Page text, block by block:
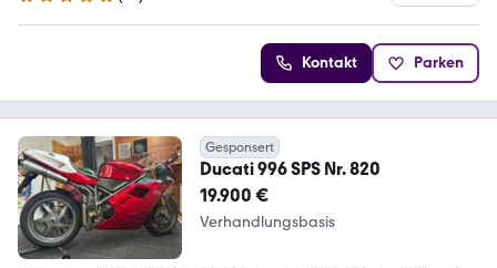
5 Sterne
Kontakt Parken
Gesponsert
Ducati 996 SPS Nr. 820
19.900 €
Verhandlungsbasis